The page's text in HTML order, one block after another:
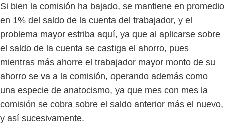
Si bien la comisión ha bajado, se mantiene en promedio
en 1% del saldo de la cuenta del trabajador, y el
problema mayor estriba aquí, ya que al aplicarse sobre
el saldo de la cuenta se castiga el ahorro, pues
mientras más ahorre el trabajador mayor monto de su
ahorro se va a la comisión, operando además como
una especie de anatocismo, ya que mes con mes la
comisión se cobra sobre el saldo anterior más el nuevo,
y así sucesivamente.